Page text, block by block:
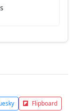
Flipboard